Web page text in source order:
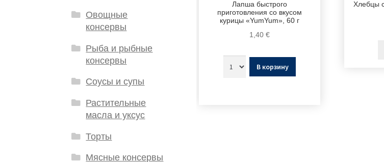
Лапша быстрого
приготовления со вкусом
курицы «YumYum», 60 г
1,40 €
В корзину
Хлебцы
Овощные
консервы
Рыба и рыбные
консервы
Соусы и супы
Растительные
масла и уксус
Торты
Мясные консервы